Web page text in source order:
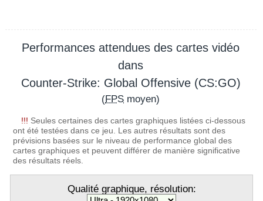
Performances attendues des cartes vidéo
dans
Counter-Strike: Global Offensive (CS:GO)
(FPS moyen)
!!! Seules certaines des cartes graphiques listées ci-dessous
ont été testées dans ce jeu. Les autres résultats sont des
prévisions basées sur le niveau de performance global des
cartes graphiques et peuvent différer de manière significative
des résultats réels.
Qualité graphique, résolution: